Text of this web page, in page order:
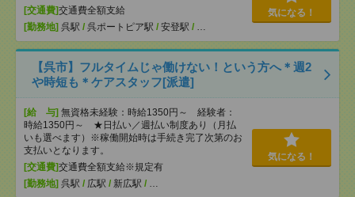
[交通費]交通費全額支給
[勤務地] 呉駅 / 呉ポートピア駅 / 安登駅 / …
気になる！
【呉市】フルタイムじゃ働けない！という方へ＊週2
や時短も＊ケアスタッフ[派遣]
[給 与] 無資格未経験：時給1350円～ 経験者：
時給1350円～ ★日払い／週払い制度あり（月払
いも選べます）※稼働開始時は手続き完了次第のお
支払いとなります。
[交通費]交通費全額支給※規定有
[勤務地] 呉駅 / 広駅 / 新広駅 / …
気になる！